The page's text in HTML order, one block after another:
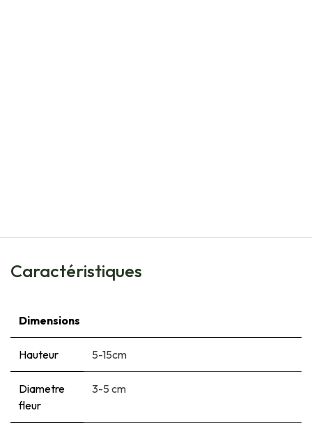
Caractéristiques
Dimensions
Hauteur 5-15cm
Diametre
fleur
3-5 cm